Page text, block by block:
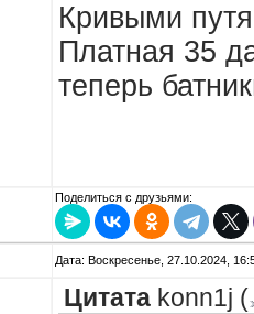
Кривыми
Платная 35
теперь
Поделиться с друзьями:
Дата: Воскресенье, 27.10.2024,
Цитата konn1j (